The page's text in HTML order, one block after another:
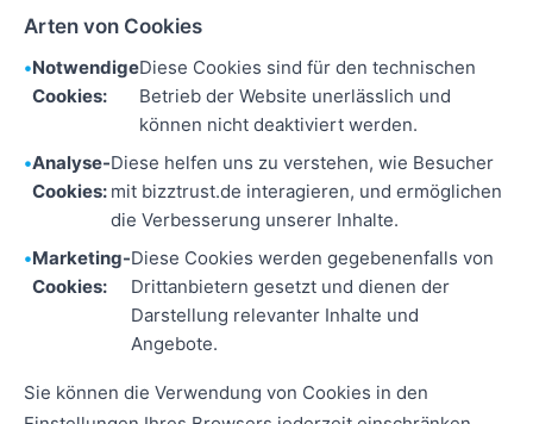
Arten von Cookies
Notwendige
Cookies:
Diese Cookies sind für den technischen
Betrieb der Website unerlässlich und
können nicht deaktiviert werden.
Analyse-
Cookies:
Diese helfen uns zu verstehen, wie Besucher
mit bizztrust.de interagieren, und ermöglichen
die Verbesserung unserer Inhalte.
Marketing-
Cookies:
Diese Cookies werden gegebenenfalls von
Drittanbietern gesetzt und dienen der
Darstellung relevanter Inhalte und
Angebote.
Sie können die Verwendung von Cookies in den